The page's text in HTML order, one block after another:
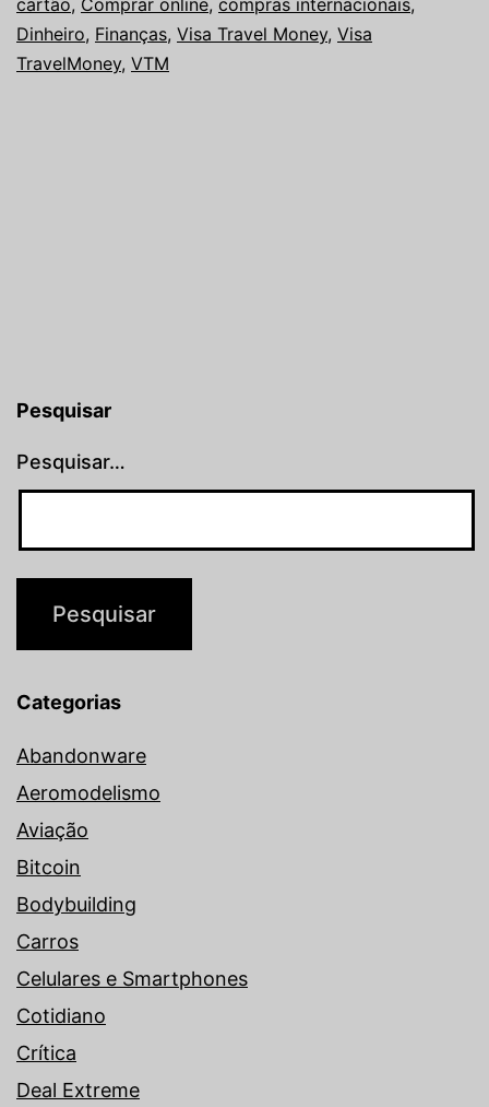
cartão, Comprar online, compras internacionais,
Dinheiro, Finanças, Visa Travel Money, Visa
TravelMoney, VTM
Pesquisar
Pesquisar…
Categorias
Abandonware
Aeromodelismo
Aviação
Bitcoin
Bodybuilding
Carros
Celulares e Smartphones
Cotidiano
Crítica
Deal Extreme